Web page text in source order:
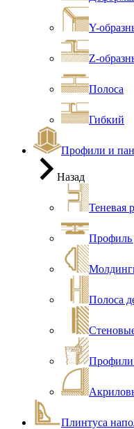
Y-
Z-
Полоса
Гибкий
Профили и
Назад
Теневая
Профиль
Полоса
Профили
Плинтуса